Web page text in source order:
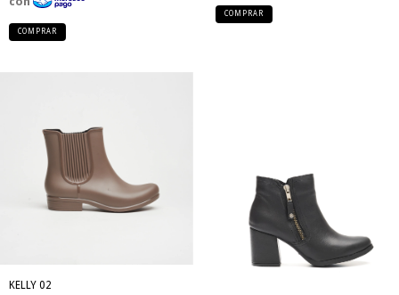
COMPRAR
COMPRAR
KELLY 02